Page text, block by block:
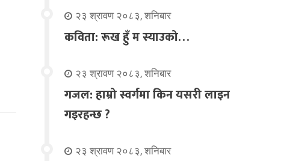
२३ श्रावण २०८३, शनिबार
कविता: रूख हुँ म स्याउको…
२३ श्रावण २०८३, शनिबार
गजल: हाम्रो स्वर्गमा किन यसरी लाइन
गइरहन्छ ?
२३ श्रावण २०८३, शनिबार